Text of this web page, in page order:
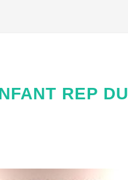
REP